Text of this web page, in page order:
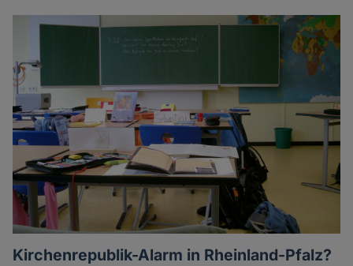
Kirchenrepublik-Alarm in Rheinland-Pfalz?